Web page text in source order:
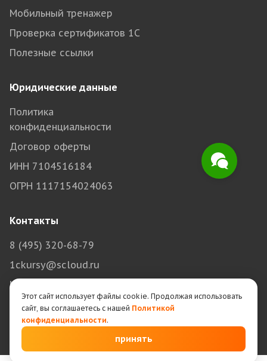
Мобильный тренажер
Проверка сертификатов 1С
Полезные ссылки
Юридические данные
Политика
конфиденциальности
Договор оферты
ИНН 7104516184
ОГРН 1117154024063
Контакты
8 (495) 320-68-79
1ckursy@scloud.ru
Москва, Авиамоторная, 69
Тула, Болдина, 98
Этот сайт использует файлы cookie. Продолжая использовать
сайт, вы соглашаетесь с нашей Политикой
конфиденциальности.
принять